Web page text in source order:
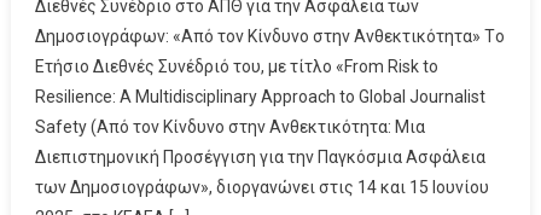
Διεθνές Συνέδριο στο ΑΠΘ για την Ασφάλεια των
Δημοσιογράφων: «Από τον Κίνδυνο στην Ανθεκτικότητα» Tο
Ετήσιο Διεθνές Συνέδριό του, με τίτλο «From Risk to
Resilience: A Multidisciplinary Approach to Global Journalist
Safety (Από τον Κίνδυνο στην Ανθεκτικότητα: Μια
Διεπιστημονική Προσέγγιση για την Παγκόσμια Ασφάλεια
των Δημοσιογράφων», διοργανώνει στις 14 και 15 Ιουνίου